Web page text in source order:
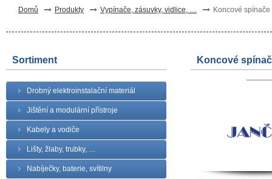
Domů Produkty Vypínače, zásuvky, vidlice, … Koncové
Sortiment
Drobný elektroinstalační materiál
Jištění a modulární přístroje
Kabely a vodiče
Lišty, žlaby, trubky, …
Nabíječky, baterie, svítilny
Koncové